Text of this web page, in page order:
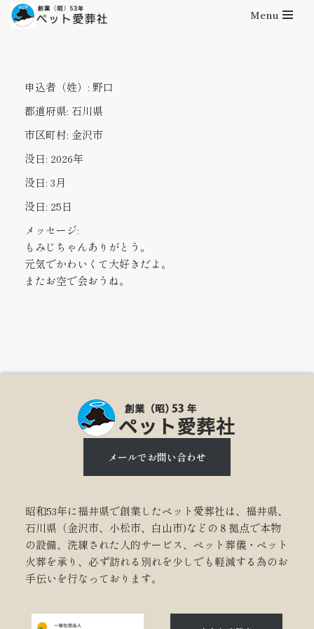
Menu
申込者（姓）: 野口
都道府県: 石川県
市区町村: 金沢市
没日: 2026年
没日: 3月
没日: 25日
メッセージ:
もみじちゃんありがとう。
元気でかわいくて大好きだよ。
またお空で会おうね。
メールでお問い合わせ
昭和53年に福井県で創業したペット愛葬社は、福井県、
石川県（金沢市、小松市、白山市)などの８拠点で本物
の設備、洗練された人的サービス、ペット葬儀・ペット
火葬を承り、必ず訪れる別れを少しでも軽減する為のお
手伝いを行なっております。